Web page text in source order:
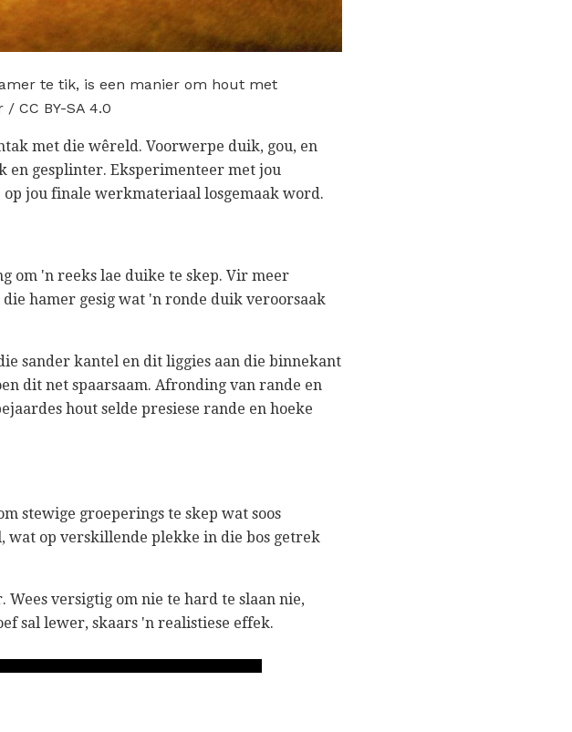
te tik, is een manier om hout met
CC BY-SA 4.0
met die wêreld. Voorwerpe duik, gou, en
en gesplinter. Eksperimenteer met jou
jou finale werkmateriaal losgemaak word.
om 'n reeks lae duike te skep. Vir meer
hamer gesig wat 'n ronde duik veroorsaak
sander kantel en dit liggies aan die binnekant
dit net spaarsaam. Afronding van rande en
hout selde presiese rande en hoeke
stewige groeperings te skep wat soos
op verskillende plekke in die bos getrek
versigtig om nie te hard te slaan nie,
sal lewer, skaars 'n realistiese effek.